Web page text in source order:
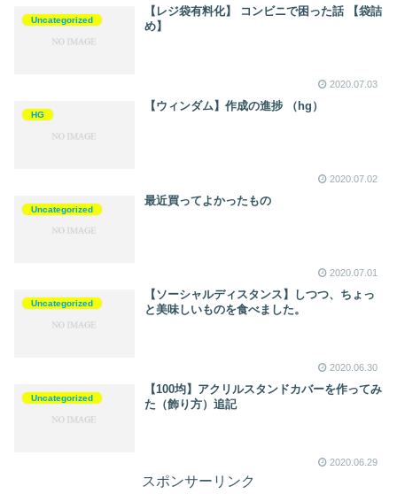
Uncategorized
【レジ袋有料化】 コンビニで困った話 【袋詰
め】
2020.07.03
HG
【ウィンダム】作成の進捗 （hg）
2020.07.02
Uncategorized
最近買ってよかったもの
2020.07.01
Uncategorized
【ソーシャルディスタンス】しつつ、ちょっ
と美味しいものを食べました。
2020.06.30
Uncategorized
【100均】アクリルスタンドカバーを作ってみ
た（飾り方）追記
2020.06.29
スポンサーリンク